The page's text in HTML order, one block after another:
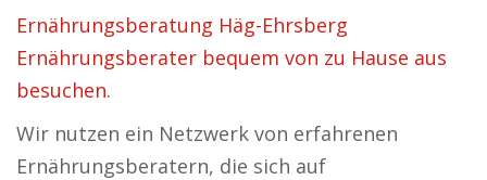
Ernährungsberatung Häg-Ehrsberg
Ernährungsberater bequem von zu Hause aus
besuchen.
Wir nutzen ein Netzwerk von erfahrenen
Ernährungsberatern, die sich auf